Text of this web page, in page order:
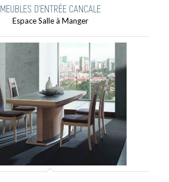
MEUBLES D'ENTRÉE CANCALE
Espace Salle à Manger